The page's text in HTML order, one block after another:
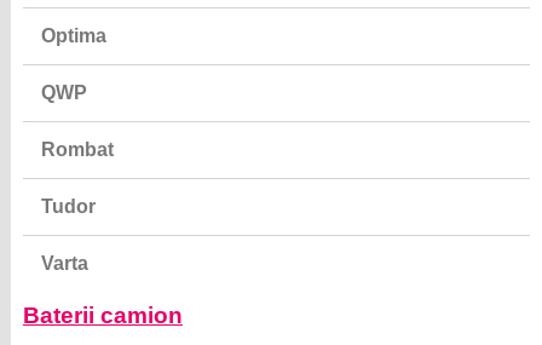
Optima
QWP
Rombat
Tudor
Varta
Baterii camion